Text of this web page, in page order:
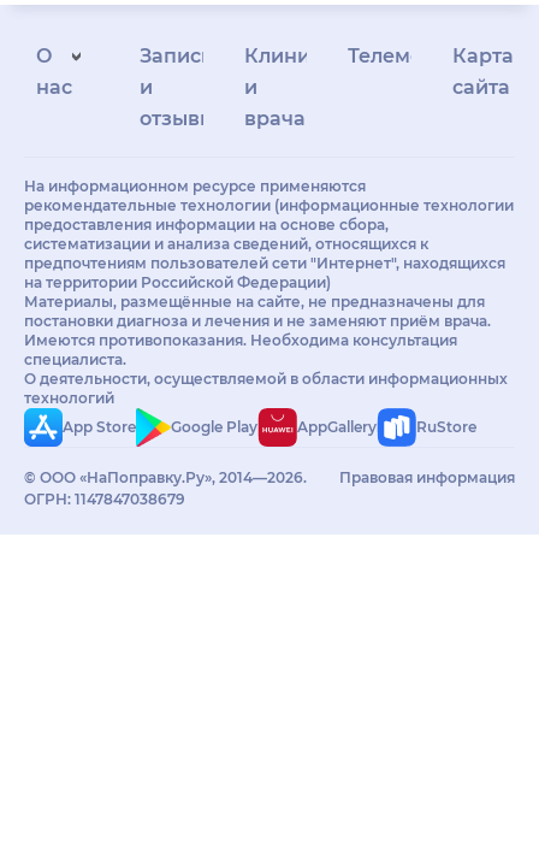
О
нас
Запись
и
отзывы
Клиникам
и
врачам
Телемедицина
Карта
сайта
На информационном ресурсе применяются
рекомендательные технологии (информационные технологии
предоставления информации на основе сбора,
систематизации и анализа сведений, относящихся к
предпочтениям пользователей сети "Интернет", находящихся
на территории Российской Федерации)
Материалы, размещённые на сайте, не предназначены для
постановки диагноза и лечения и не заменяют приём врача.
Имеются противопоказания. Необходима консультация
специалиста.
О деятельности, осуществляемой в области информационных
технологий
App Store
Google Play AppGallery RuStore
© ООО «НаПоправку.Ру», 2014—2026.
ОГРН: 1147847038679
Правовая информация